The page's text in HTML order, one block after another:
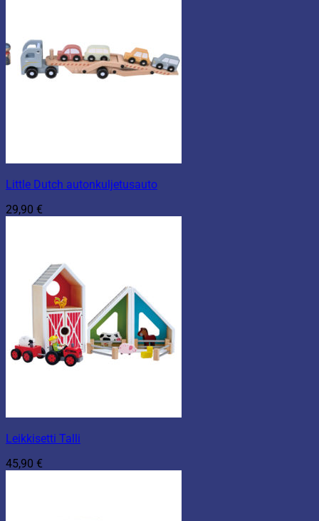
Little Dutch autonkuljetusauto
29,90 €
Leikkisetti Talli
45,90 €